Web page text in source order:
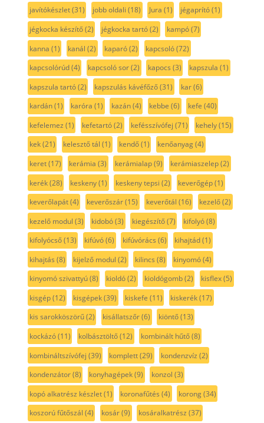
javítókészlet(31) jobb oldali (18) Jura (1) jégaprító(1)
jégkocka készítő(2) jégkocka tartó(2) kampó(7)
kanna (1) kanál (2) kaparó(2) kapcsoló(72)
kapcsolórúd(4) kapcsoló sor(2) kapocs (3) kapszula (1)
kapszula tartó(2) kapszulás kávéfőző(31) kar(6)
kardán(1) karóra (1) kazán(4) kebbe (6) kefe (40)
kefelemez (1) kefetartó(2) kefésszívófej (71) kehely(15)
kek(21) kelesztő tál (1) kendő(1) kenőanyag(4)
keret(17) kerámia (3) kerámialap(9) kerámiaszelep(2)
kerék(28) keskeny(1) keskeny tepsi (2) keverőgép(1)
keverőlapát(4) keverőszár(15) keverőtál (16) kezelő(2)
kezelő modul (3) kidobó(3) kiegészítő(7) kifolyó(8)
kifolyócső(13) kifúvó(6) kifúvórács (6) kihajtád(1)
kihajtás (8) kijelző modul (2) kilincs (8) kinyomó(4)
kinyomó szivattyú(8) kioldó(2) kioldógomb(2) kisflex(5)
kisgép(12) kisgépek(39) kiskefe (11) kiskerék(17)
kis sarokköszörű(2) kisállatszőr(6) kiöntő(13)
kockázó(11) kolbásztöltő(12) kombinált hűtő(8)
kombináltszívófej (39) komplett(29) kondenzvíz (2)
kondenzátor(8) konyhagépek(9) konzol (3)
kopó alkatrész készlet(1) koronafűtés (4) korong(34)
koszorú fűtőszál (4) kosár(9) kosáralkatrész (37)